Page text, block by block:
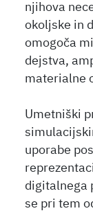
njihova
okoljske in
omogoča
dejstva,
materialne
Umetniški
uporabe
digitalnega
se pri tem